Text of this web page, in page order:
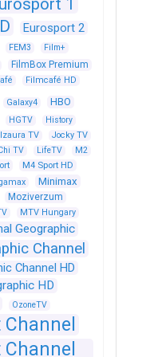
1
Eurosport 2
FEM3 Film+
FilmBox Premium
Filmcafé HD
Galaxy4
HBO
HGTV
History
Izaura TV
Jocky TV
TV LifeTV
M2
M4 Sport HD
Minimax
Moziverzum
MTV Hungary
Geographic
Channel
Channel HD
HD
OzoneTV